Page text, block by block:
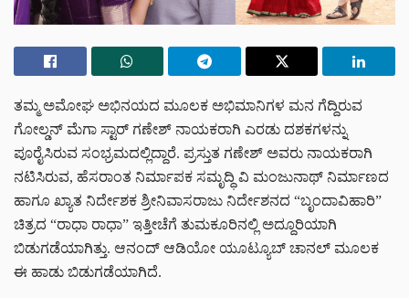
ತಮ್ಮ ಅಮೋಘ ಅಭಿನಯದ ಮೂಲಕ ಅಭಿಮಾನಿಗಳ ಮನ ಗೆದ್ದಿರುವ
ಗೋಲ್ಡನ್ ಮೆಗಾ ಸ್ಟಾರ್ ಗಣೇಶ್ ನಾಯಕರಾಗಿ ಎರಡು ದಶಕಗಳನ್ನು
ಪೂರೈಸಿರುವ ಸಂಭ್ರಮದಲ್ಲಿದ್ದಾರೆ‌. ಪ್ರಸ್ತುತ ಗಣೇಶ್ ಅವರು ನಾಯಕರಾಗಿ
ನಟಿಸಿರುವ, ಹೆಸರಾಂತ ನಿರ್ಮಾಪಕ ಸಮೃದ್ಧಿ ವಿ ಮಂಜುನಾಥ್ ನಿರ್ಮಾಣದ
ಹಾಗೂ ಖ್ಯಾತ ನಿರ್ದೇಶಕ ಶ್ರೀನಿವಾಸರಾಜು ನಿರ್ದೇಶನದ “ಬೃಂದಾವಿಹಾರಿ”
ಚಿತ್ರದ “ರಾಧಾ ರಾಧಾ” ಇತ್ತೀಚೆಗೆ ತುಮಕೂರಿನಲ್ಲಿ ಅದ್ದೂರಿಯಾಗಿ
ಬಿಡುಗಡೆಯಾಗಿತ್ತು. ಆನಂದ್ ಆಡಿಯೋ ಯೂಟ್ಯೂಬ್ ಚಾನಲ್ ಮೂಲಕ
ಈ ಹಾಡು ಬಿಡುಗಡೆಯಾಗಿದೆ.